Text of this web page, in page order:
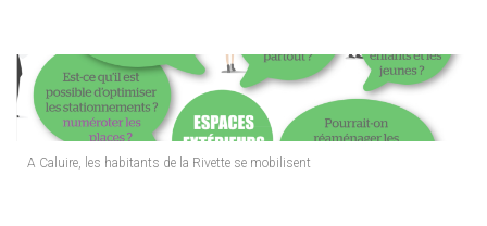
A Caluire, les habitants de la Rivette se mobilisent